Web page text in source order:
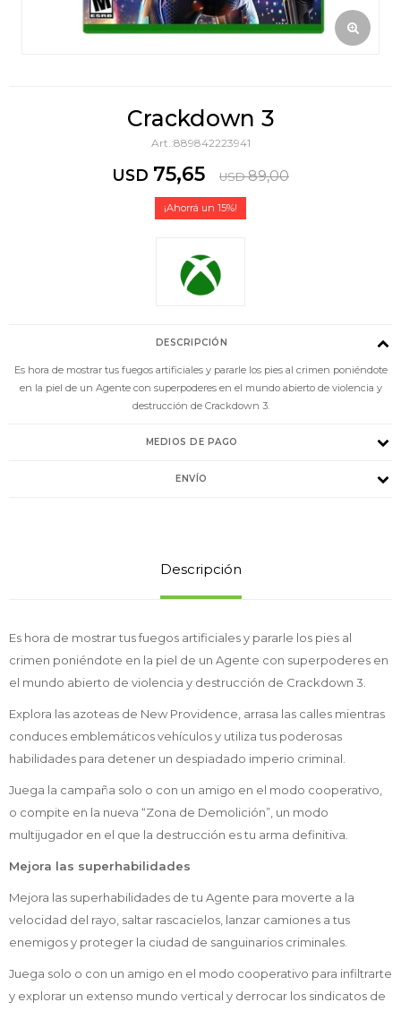
Crackdown 3
889842223941
USD 75,65 USD 89,00
15
DESCRIPCIÓN
Es hora de mostrar tus fuegos artificiales y pararle los pies al crimen poniéndote
en la piel de un Agente con superpoderes en el mundo abierto de violencia y
destrucción de Crackdown 3.
MEDIOS DE PAGO
ENVÍO
Descripción
Es hora de mostrar tus fuegos artificiales y pararle los pies al
crimen poniéndote en la piel de un Agente con superpoderes en
el mundo abierto de violencia y destrucción de Crackdown 3.
Explora las azoteas de New Providence, arrasa las calles mientras
conduces emblemáticos vehículos y utiliza tus poderosas
habilidades para detener un despiadado imperio criminal.
Juega la campaña solo o con un amigo en el modo cooperativo,
o compite en la nueva “Zona de Demolición”, un modo
multijugador en el que la destrucción es tu arma definitiva.
Mejora las superhabilidades
Mejora las superhabilidades de tu Agente para moverte a la
velocidad del rayo, saltar rascacielos, lanzar camiones a tus
enemigos y proteger la ciudad de sanguinarios criminales.
Juega solo o con un amigo en el modo cooperativo para infiltrarte
y explorar un extenso mundo vertical y derrocar los sindicatos de